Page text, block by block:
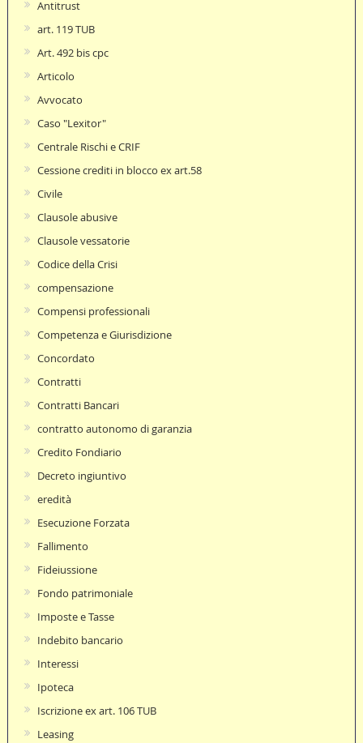
Antitrust
art. 119 TUB
Art. 492 bis cpc
Articolo
Avvocato
Caso "Lexitor"
Centrale Rischi e CRIF
Cessione crediti in blocco ex art.58
Civile
Clausole abusive
Clausole vessatorie
Codice della Crisi
compensazione
Compensi professionali
Competenza e Giurisdizione
Concordato
Contratti
Contratti Bancari
contratto autonomo di garanzia
Credito Fondiario
Decreto ingiuntivo
eredità
Esecuzione Forzata
Fallimento
Fideiussione
Fondo patrimoniale
Imposte e Tasse
Indebito bancario
Interessi
Ipoteca
Iscrizione ex art. 106 TUB
Leasing